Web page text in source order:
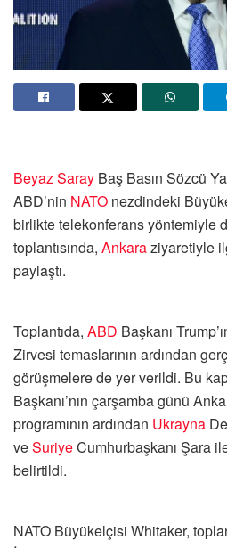
Beyaz Saray Baş Basın Sözcü
ABD’nin NATO nezdindeki
birlikte telekonferans yöntemiyle
toplantısında, Ankaraziyaretiyle
paylaştı.
Toplantıda, ABD Başkanı
Zirvesi temaslarının ardından
görüşmelere de yer verildi. Bu
Başkanı’nın çarşamba günü
programının ardından Ukrayna
veSuriyeCumhurbaşkanı Şara
belirtildi.
NATO Büyükelçisi Whitaker,